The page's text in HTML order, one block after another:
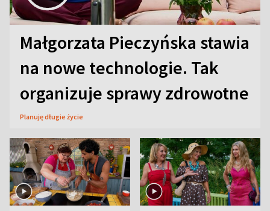
Małgorzata Pieczyńska stawia
na nowe technologie. Tak
organizuje sprawy zdrowotne
Planuję długie życie